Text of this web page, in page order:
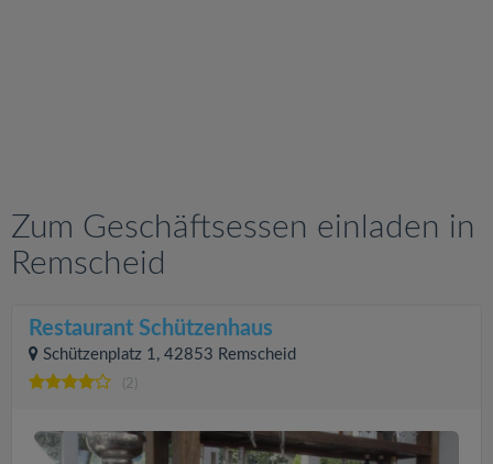
Zum Geschäftsessen einladen in
Remscheid
Restaurant Schützenhaus
Schützenplatz 1, 42853 Remscheid
(2)